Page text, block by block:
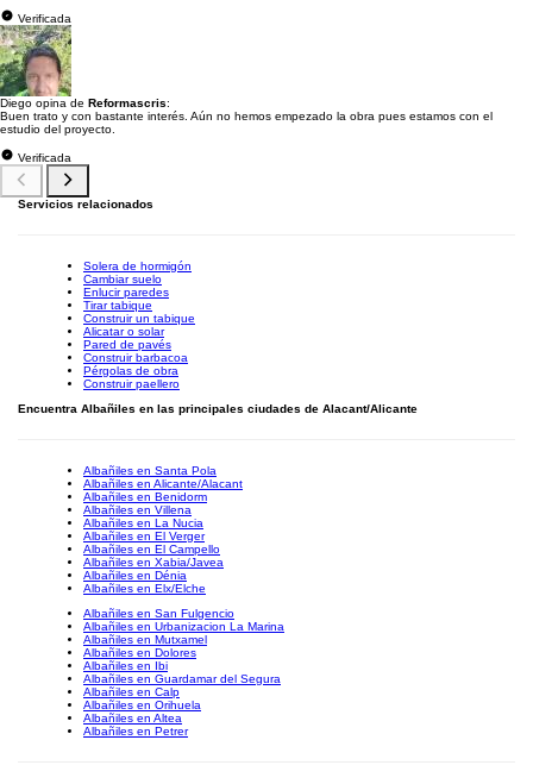
Verificada
Diego opina de Reformascris:
Buen trato y con bastante interés. Aún no hemos empezado la obra pues estamos con el
estudio del proyecto.
Verificada
Servicios relacionados
Solera de hormigón
Cambiar suelo
Enlucir paredes
Tirar tabique
Construir un tabique
Alicatar o solar
Pared de pavés
Construir barbacoa
Pérgolas de obra
Construir paellero
Encuentra Albañiles en las principales ciudades de Alacant/Alicante
Albañiles en Santa Pola
Albañiles en Alicante/Alacant
Albañiles en Benidorm
Albañiles en Villena
Albañiles en La Nucia
Albañiles en El Verger
Albañiles en El Campello
Albañiles en Xabia/Javea
Albañiles en Dénia
Albañiles en Elx/Elche
Albañiles en San Fulgencio
Albañiles en Urbanizacion La Marina
Albañiles en Mutxamel
Albañiles en Dolores
Albañiles en Ibi
Albañiles en Guardamar del Segura
Albañiles en Calp
Albañiles en Orihuela
Albañiles en Altea
Albañiles en Petrer